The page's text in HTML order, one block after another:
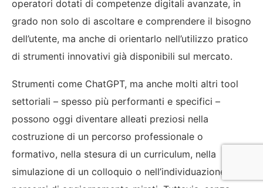
operatori dotati di competenze digitali avanzate, in
grado non solo di ascoltare e comprendere il bisogno
dell’utente, ma anche di orientarlo nell’utilizzo pratico
di strumenti innovativi già disponibili sul mercato.
Strumenti come ChatGPT, ma anche molti altri tool
settoriali – spesso più performanti e specifici –
possono oggi diventare alleati preziosi nella
costruzione di un percorso professionale o
formativo, nella stesura di un curriculum, nella
simulazione di un colloquio o nell’individuazione di